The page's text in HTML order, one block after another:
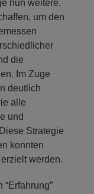
nun weitere,
um den
die
Im Zuge
deutlich
alle
und
Strategie
konnten
werden.